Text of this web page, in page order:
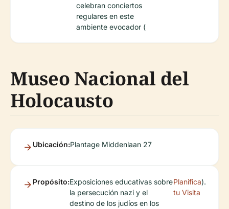
celebran conciertos
regulares en este
ambiente evocador (
Museo Nacional del
Holocausto
Ubicación:Plantage Middenlaan 27
Propósito:Exposiciones educativas sobre
la persecución nazi y el
destino de los judíos en los
Planifica
tu Visita
).